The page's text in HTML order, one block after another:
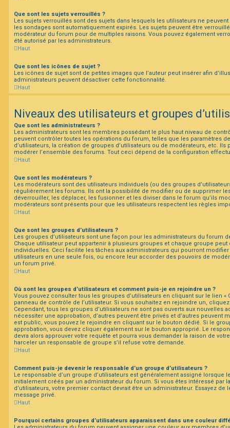
Que sont les sujets verrouillés ?
Les sujets verrouillés sont des sujets dans lesquels les utilisateurs ne
les sondages sont automatiquement expirés. Les sujets peuvent être
modérateur du forum pour de multiples raisons. Vous pouvez également
été autorisé par les administrateurs.
Haut
Que sont les icônes de sujet ?
Les icônes de sujet sont de petites images que l’auteur peut insérer afin
administrateurs peuvent désactiver cette fonctionnalité.
Haut
Niveaux des utilisateurs et groupes
Que sont les administrateurs ?
Les administrateurs sont les membres possédant le plus haut niveau de
peuvent contrôler toutes les opérations du forum, telles que les paramètres
d’utilisateurs, la création de groupes d’utilisateurs ou de modérateurs, etc.
modérer l’ensemble des forums. Tout ceci dépend de la configuration
Haut
Que sont les modérateurs ?
Les modérateurs sont des utilisateurs individuels (ou des groupes
régulièrement les forums. Ils ont la possibilité de modifier ou de supprimer
déverrouiller, les déplacer, les fusionner et les diviser dans le forum qu’ils
modérateurs sont présents pour que les utilisateurs respectent les règles
Haut
Que sont les groupes d’utilisateurs ?
Les groupes d’utilisateurs sont une façon pour les administrateurs du forum
Chaque utilisateur peut appartenir à plusieurs groupes et chaque groupe
individuelles. Ceci facilite les tâches aux administrateurs qui pourront
utilisateurs en une seule fois, ou encore leur accorder des pouvoirs de
un forum privé.
Haut
Où sont les groupes d’utilisateurs et comment puis-je en rejoindre un ?
Vous pouvez consulter tous les groupes d’utilisateurs en cliquant sur le lien «
panneau de contrôle de l’utilisateur. Si vous souhaitez en rejoindre un,
Cependant, tous les groupes d’utilisateurs ne sont pas ouverts aux nouvelles
nécessiter une approbation, d’autres peuvent être privés et d’autres peuvent
est public, vous pouvez le rejoindre en cliquant sur le bouton dédié. Si le
approbation, vous devez cliquer également sur le bouton approprié. Le
devra alors approuver votre requête et pourra vous demander la raison de
harceler un responsable de groupe s’il refuse votre demande.
Haut
Comment puis-je devenir le responsable d’un groupe d’utilisateurs ?
Le responsable d’un groupe d’utilisateurs est généralement assigné lorsque
initialement créés par un administrateur du forum. Si vous êtes intéressé par
d’utilisateurs, votre premier contact devrait être un administrateur. Essayez de
message privé.
Haut
Pourquoi certains groupes d’utilisateurs apparaissent dans une couleur